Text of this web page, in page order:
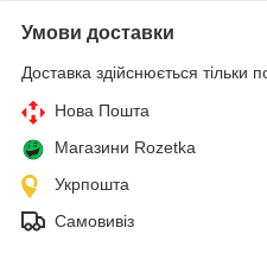
Умови доставки
Доставка здійснюється тільки
Нова Пошта
Магазини Rozetka
Укрпошта
Самовивіз